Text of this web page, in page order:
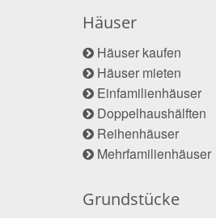
Häuser
Häuser kaufen
Häuser mieten
Einfamilienhäuser
Doppelhaushälften
Reihenhäuser
Mehrfamilienhäuser
Grundstücke